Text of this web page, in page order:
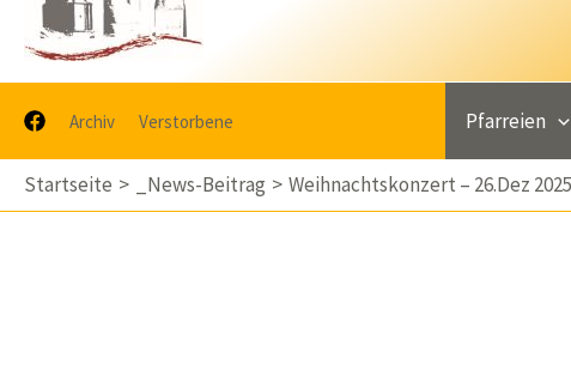
Archiv Verstorbene Pfarreien
Startseite _News-Beitrag Weihnachtskonzert – 26.Dez 2025